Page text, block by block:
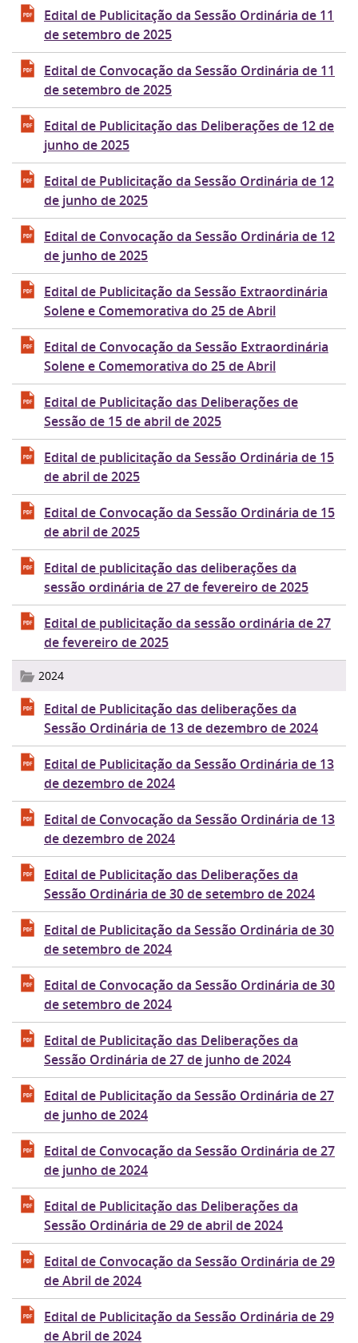
Edital de Publicitação da Sessão Ordinária de 11
de setembro de 2025
Edital de Convocação da Sessão Ordinária de 11
de setembro de 2025
Edital de Publicitação das Deliberações de 12 de
junho de 2025
Edital de Publicitação da Sessão Ordinária de 12
de junho de 2025
Edital de Convocação da Sessão Ordinária de 12
de junho de 2025
Edital de Publicitação da Sessão Extraordinária
Solene e Comemorativa do 25 de Abril
Edital de Convocação da Sessão Extraordinária
Solene e Comemorativa do 25 de Abril
Edital de Publicitação das Deliberações de
Sessão de 15 de abril de 2025
Edital de publicitação da Sessão Ordinária de 15
de abril de 2025
Edital de Convocação da Sessão Ordinária de 15
de abril de 2025
Edital de publicitação das deliberações da
sessão ordinária de 27 de fevereiro de 2025
Edital de publicitação da sessão ordinária de 27
de fevereiro de 2025
2024
Edital de Publicitação das deliberações da
Sessão Ordinária de 13 de dezembro de 2024
Edital de Publicitação da Sessão Ordinária de 13
de dezembro de 2024
Edital de Convocação da Sessão Ordinária de 13
de dezembro de 2024
Edital de Publicitação das Deliberações da
Sessão Ordinária de 30 de setembro de 2024
Edital de Publicitação da Sessão Ordinária de 30
de setembro de 2024
Edital de Convocação da Sessão Ordinária de 30
de setembro de 2024
Edital de Publicitação das Deliberações da
Sessão Ordinária de 27 de junho de 2024
Edital de Publicitação da Sessão Ordinária de 27
de junho de 2024
Edital de Convocação da Sessão Ordinária de 27
de junho de 2024
Edital de Publicitação das Deliberações da
Sessão Ordinária de 29 de abril de 2024
Edital de Convocação da Sessão Ordinária de 29
de Abril de 2024
Edital de Publicitação da Sessão Ordinária de 29
de Abril de 2024